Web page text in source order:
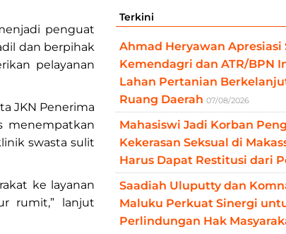
penguat
dan berpihak
pelayanan
JKN Penerima
menempatkan
swasta sulit
ke layanan
rumit,” lanjut
Terkini
Ahmad Heryawan Apresiasi
Kemendagri dan ATR/BPN
Lahan Pertanian
Ruang Daerah 07/08/2026
Mahasiswi Jadi Korban
Kekerasan Seksual di
Harus Dapat Restitusi dari
Saadiah Uluputty dan
Maluku Perkuat Sinergi
Perlindungan Hak